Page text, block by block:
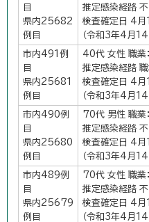
目
県内25682
例目
推定感染経路 不
検査確定日 4月
（令和3年4月14
市内491例
目
県内25681
例目
40代 女性 職業
推定感染経路
検査確定日 4月
（令和3年4月14
市内490例
目
県内25680
例目
70代 男性 職業
推定感染経路 不
検査確定日 4月
（令和3年4月14
市内489例
目
県内25679
例目
70代 女性 職業
推定感染経路 不
検査確定日 4月
（令和3年4月14